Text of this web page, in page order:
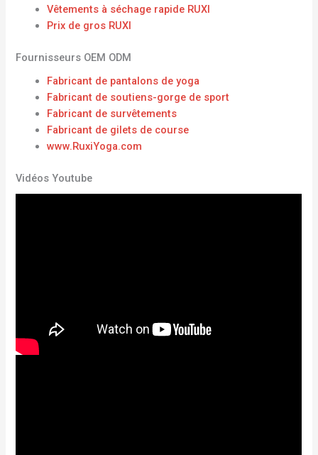
Vêtements à séchage rapide RUXI
Prix ​​de gros RUXI
Fournisseurs OEM ODM
Fabricant de pantalons de yoga
Fabricant de soutiens-gorge de sport
Fabricant de survêtements
Fabricant de gilets de course
www.RuxiYoga.com
Vidéos Youtube